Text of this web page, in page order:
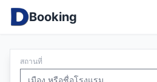
Booking
สถานที่